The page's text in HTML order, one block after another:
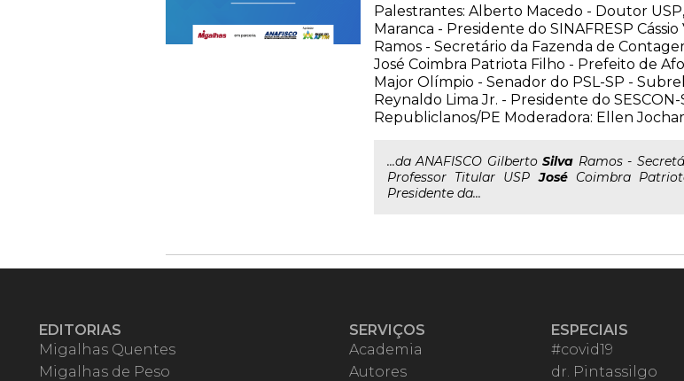
Palestrantes: Alberto Macedo - Doutor
Maranca - Presidente do SINAFRESP
Ramos - Secretário da Fazenda de
José Coimbra Patriota Filho - Prefeito de
Major Olímpio - Senador do PSL-SP -
Reynaldo Lima Jr. - Presidente do
Republiclanos/PE Moderadora: Ellen
...da ANAFISCO GilbertoSilva Ramos -
Professor Titular USPJoséCoimbra
Presidente da...
EDITORIAS
Migalhas Quentes
Migalhas de Peso
SERVIÇOS
Academia
Autores
ESPECIAIS
#covid19
dr. Pintassilgo